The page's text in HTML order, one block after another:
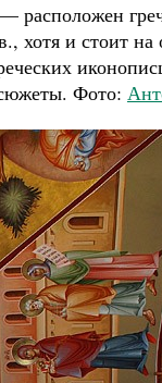
расположен
и стоит на
сюжеты. Фото: